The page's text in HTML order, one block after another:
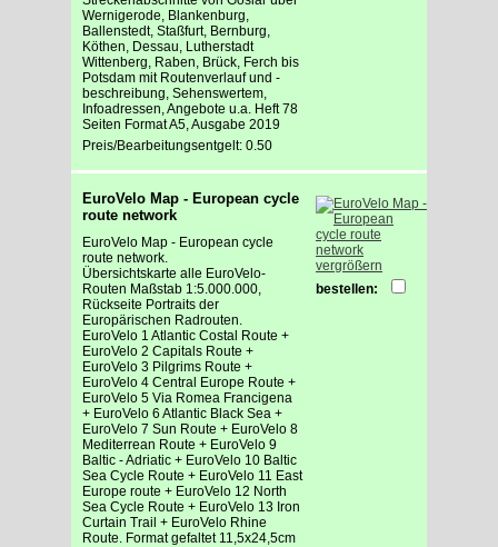
Wernigerode, Blankenburg,
Ballenstedt, Staßfurt, Bernburg,
Köthen, Dessau, Lutherstadt
Wittenberg, Raben, Brück, Ferch bis
Potsdam mit Routenverlauf und -
beschreibung, Sehenswertem,
Infoadressen, Angebote u.a. Heft 78
Seiten Format A5, Ausgabe 2019
Preis/Bearbeitungsentgelt: 0.50
EuroVelo Map - European cycle
route network
EuroVelo Map - European cycle
route network.
Übersichtskarte alle EuroVelo-
Routen Maßstab 1:5.000.000,
Rückseite Portraits der
Europärischen Radrouten.
EuroVelo 1 Atlantic Costal Route +
EuroVelo 2 Capitals Route +
EuroVelo 3 Pilgrims Route +
EuroVelo 4 Central Europe Route +
EuroVelo 5 Via Romea Francigena
+ EuroVelo 6 Atlantic Black Sea +
EuroVelo 7 Sun Route + EuroVelo 8
Mediterrean Route + EuroVelo 9
Baltic - Adriatic + EuroVelo 10 Baltic
Sea Cycle Route + EuroVelo 11 East
Europe route + EuroVelo 12 North
Sea Cycle Route + EuroVelo 13 Iron
Curtain Trail + EuroVelo Rhine
Route. Format gefaltet 11,5x24,5cm
vergrößern
bestellen: